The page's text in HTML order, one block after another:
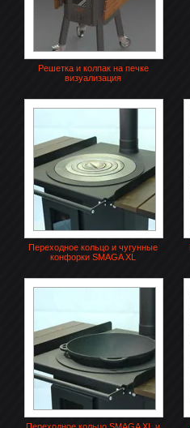
Решетка и колпак на печке
визуализация
Переходное кольцо и чугунные
конфорки SMAGA XL